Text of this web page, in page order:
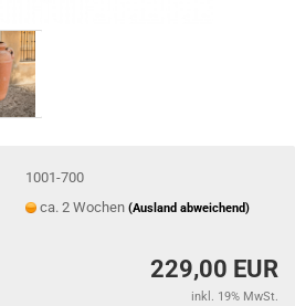
1001-700
ca. 2 Wochen(Ausland abweichend)
229,00 EUR
inkl. 19% MwSt.